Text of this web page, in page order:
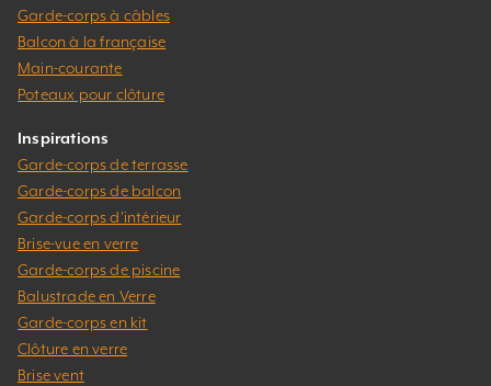
Garde-corps à câbles
Balcon à la française
Main-courante
Poteaux pour clôture
Inspirations
Garde-corps de terrasse
Garde-corps de balcon
Garde-corps d’intérieur
Brise-vue en verre
Garde-corps de piscine
Balustrade en Verre
Garde-corps en kit
Clôture en verre
Brise vent